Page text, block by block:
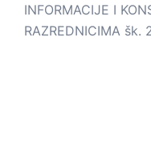
INFORMACIJE I
RAZREDNICIMA šk.